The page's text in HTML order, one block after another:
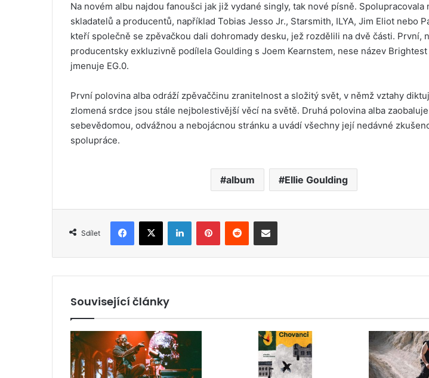
Na novém albu najdou fanoušci jak již vydané singly, tak nové písně. Spolupracovala
skladatelů a producentů, například Tobias Jesso Jr., Starsmith, ILYA, Jim Eliot nebo
kteří společně se zpěvačkou dali dohromady desku, jež rozdělili na dvě části. První,
producentsky exkluzivně podílela Goulding s Joem Kearnstem, nese název
jmenuje EG.0.
První polovina alba odráží zpěvaččinu zranitelnost a složitý svět, v němž vztahy
zlomená srdce jsou stále nejbolestivější věcí na světě. Druhá polovina alba
sebevědomou, odvážnou a nebojácnou stránku a uvádí všechny její nedávné
spolupráce.
album Ellie Goulding
Sdílet
Související články